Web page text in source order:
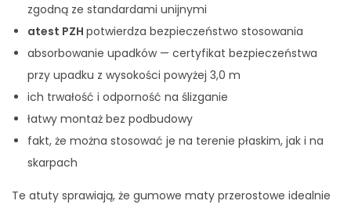
zgodną ze standardami unijnymi
atest PZH potwierdza bezpieczeństwo stosowania
absorbowanie upadków — certyfikat bezpieczeństwa
przy upadku z wysokości powyżej 3,0 m
ich trwałość i odporność na ślizganie
łatwy montaż bez podbudowy
fakt, że można stosować je na terenie płaskim, jak i na
skarpach
Te atuty sprawiają, że gumowe maty przerostowe idealnie